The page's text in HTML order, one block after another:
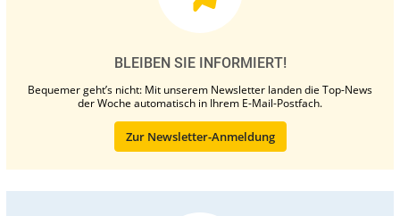
BLEIBEN SIE INFORMIERT!
Bequemer geht’s nicht: Mit unserem Newsletter landen die Top-News
der Woche automatisch in Ihrem E-Mail-Postfach.
Zur Newsletter-Anmeldung